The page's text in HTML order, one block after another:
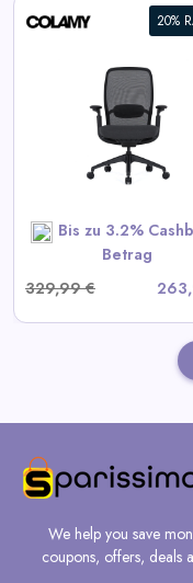
20%
Bis zu 3.2%
Betrag
329,99 €
COLAMY ATLAS-01
Ergonomischer Bürostuhl
View All Colamy
SHOP NOW
We help you save
coupons, offers, deals